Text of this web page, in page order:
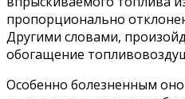
пропорционально
Другими словами,
обогащение
Особенно болезненным оно